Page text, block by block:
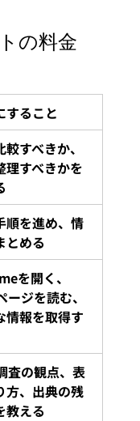
の料金
すること
すべきか、
理すべきかを
順を進め、情
とめる
を開く、
ージを読む、
情報を取得す
査の観点、表
方、出典の残
教える